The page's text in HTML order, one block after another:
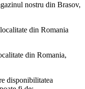
nostru din Brasov,
din Romania
din Romania,
disponibilitatea